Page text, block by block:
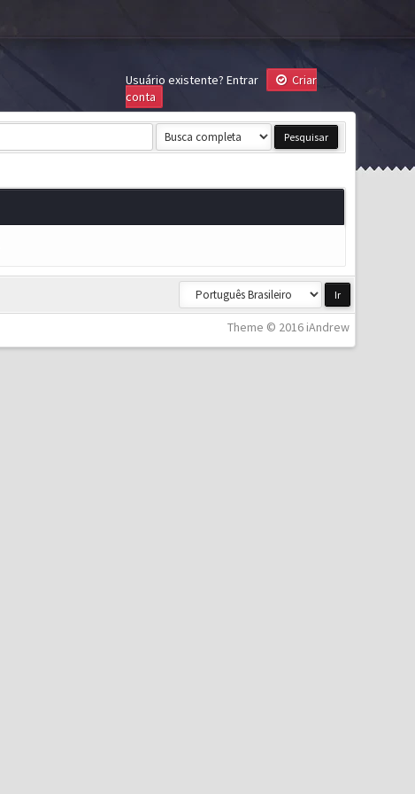
Usuário existente? Entrar
Criar
conta
Theme © 2016 iAndrew